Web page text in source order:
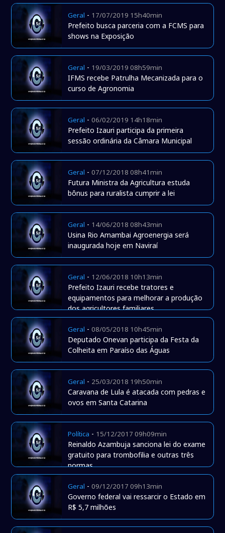
Geral - 17/07/2019 15h40min
Prefeito busca parceria com a FCMS para
shows na Exposição
Geral - 19/03/2019 08h59min
IFMS recebe Patrulha Mecanizada para o
curso de Agronomia
Geral -06/02/2019 14h18min
Prefeito Izauri participa da primeira
sessão ordinária da Câmara Municipal
Geral -07/12/2018 08h41min
Futura Ministra da Agricultura estuda
bônus para ruralista cumprir a lei
Geral - 14/06/2018 08h43min
Usina Rio Amambai Agroenergia será
inaugurada hoje em Naviraí
Geral - 12/06/2018 10h13min
Prefeito Izauri recebe tratores e
equipamentos para melhorar a produção
dos agricultores familiares
Geral -08/05/2018 10h45min
Deputado Onevan participa da Festa da
Colheita em Paraíso das Águas
Geral - 25/03/2018 19h50min
Caravana de Lula é atacada com pedras e
ovos em Santa Catarina
Política - 15/12/2017 09h09min
Reinaldo Azambuja sanciona lei do exame
gratuito para trombofilia e outras três
normas
Geral -09/12/2017 09h13min
Governo federal vai ressarcir o Estado em
R$ 5,7 milhões